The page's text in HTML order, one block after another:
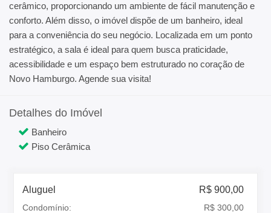
cerâmico, proporcionando um ambiente de fácil manutenção e
conforto. Além disso, o imóvel dispõe de um banheiro, ideal
para a conveniência do seu negócio. Localizada em um ponto
estratégico, a sala é ideal para quem busca praticidade,
acessibilidade e um espaço bem estruturado no coração de
Novo Hamburgo. Agende sua visita!
Detalhes do Imóvel
Banheiro
Piso Cerâmica
Aluguel R$ 900,00
Condomínio:
R$ 300,00